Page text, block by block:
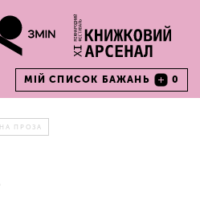
МІЙ СПИСОК БАЖАНЬ 0
ПРОЗА